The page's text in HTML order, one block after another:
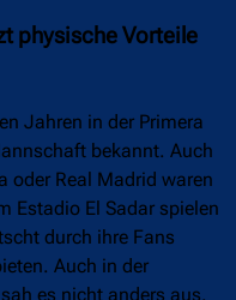
physische Vorteile
Jahren in der Primera
bekannt. Auch
oder Real Madrid waren
Estadio El Sadar spielen
durch ihre Fans
Auch in der
es nicht anders aus.